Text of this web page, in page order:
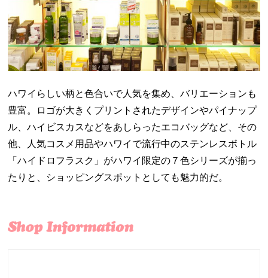
ハワイらしい柄と色合いで人気を集め、バリエーションも
豊富。ロゴが大きくプリントされたデザインやパイナップ
ル、ハイビスカスなどをあしらったエコバッグなど、その
他、人気コスメ用品やハワイで流行中のステンレスボトル
「ハイドロフラスク」がハワイ限定の７色シリーズが揃っ
たりと、ショッピングスポットとしても魅力的だ。